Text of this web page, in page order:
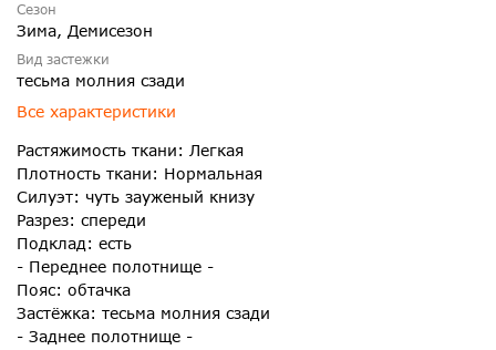
Сезон
Зима, Демисезон
Вид застежки
тесьма молния сзади
Все характеристики
Растяжимость ткани: Легкая
Плотность ткани: Нормальная
Силуэт: чуть зауженый книзу
Разрез: спереди
Подклад: есть
- Переднее полотнище -
Пояс: обтачка
Застёжка: тесьма молния сзади
- Заднее полотнище -